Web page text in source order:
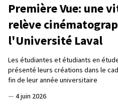
Première Vue: une
relève
l'Université Laval
Les étudiantes et étudiants en
présenté leurs créations dans le
fin de leur année universitaire
— 4 juin 2026